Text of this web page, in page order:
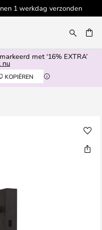
1 werkdag verzonden
met ‘16% EXTRA’
nu
KOPIËREN